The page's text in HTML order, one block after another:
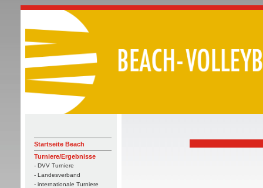
Startseite Beach
Turniere/Ergebnisse
- DVV Turniere
- Landesverband
- internationale Turniere